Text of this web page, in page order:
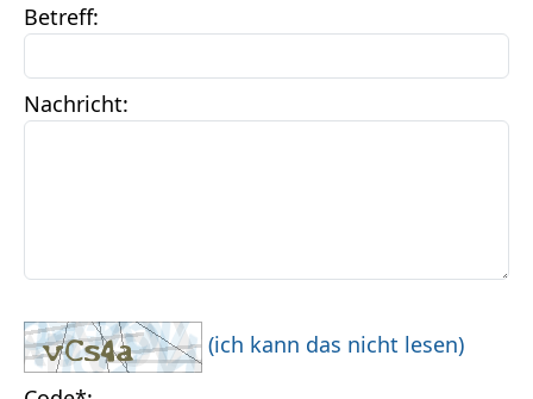
Betreff:
Nachricht:
(ich kann das nicht lesen)